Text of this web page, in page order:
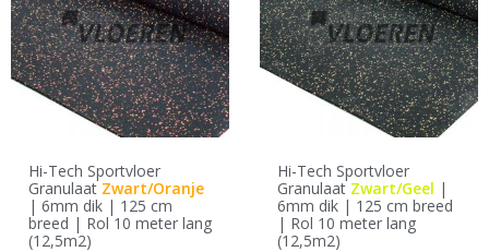
Hi-Tech Sportvloer
Granulaat Zwart/Oranje
| 6mm dik | 125 cm
breed | Rol 10 meter lang
(12,5m2)
Hi-Tech Sportvloer
Granulaat Zwart/Geel |
6mm dik | 125 cm breed
| Rol 10 meter lang
(12,5m2)